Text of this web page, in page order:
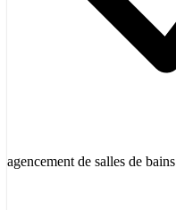
agencement de salles de bains